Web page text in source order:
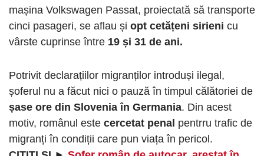
mașina Volkswagen Passat, proiectată să transporte
cinci pasageri, se aflau și opt cetățeni sirieni cu
vârste cuprinse între 19 și 31 de ani.
Potrivit declarațiilor migranților introduși ilegal,
șoferul nu a făcut nici o pauză în timpul călătoriei de
șase ore din Slovenia în Germania. Din acest
motiv, românul este cercetat penal pentrru trafic de
migranți în condiții care pun viața în pericol.